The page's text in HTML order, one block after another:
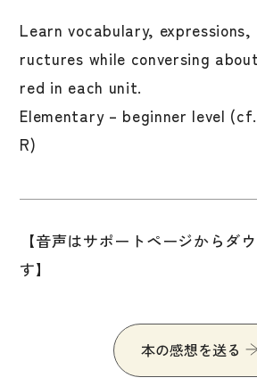
比較文化辞典
教師用参考書
日本語教授法
教室活動参考書
音声・音韻
語彙・意味
文章・談話・表現
Learn vocabulary,
ructures while conversing
red in each unit.
Elementary – beginner level
R)
【音声はサポートページからダ
す】
本の感想を送る